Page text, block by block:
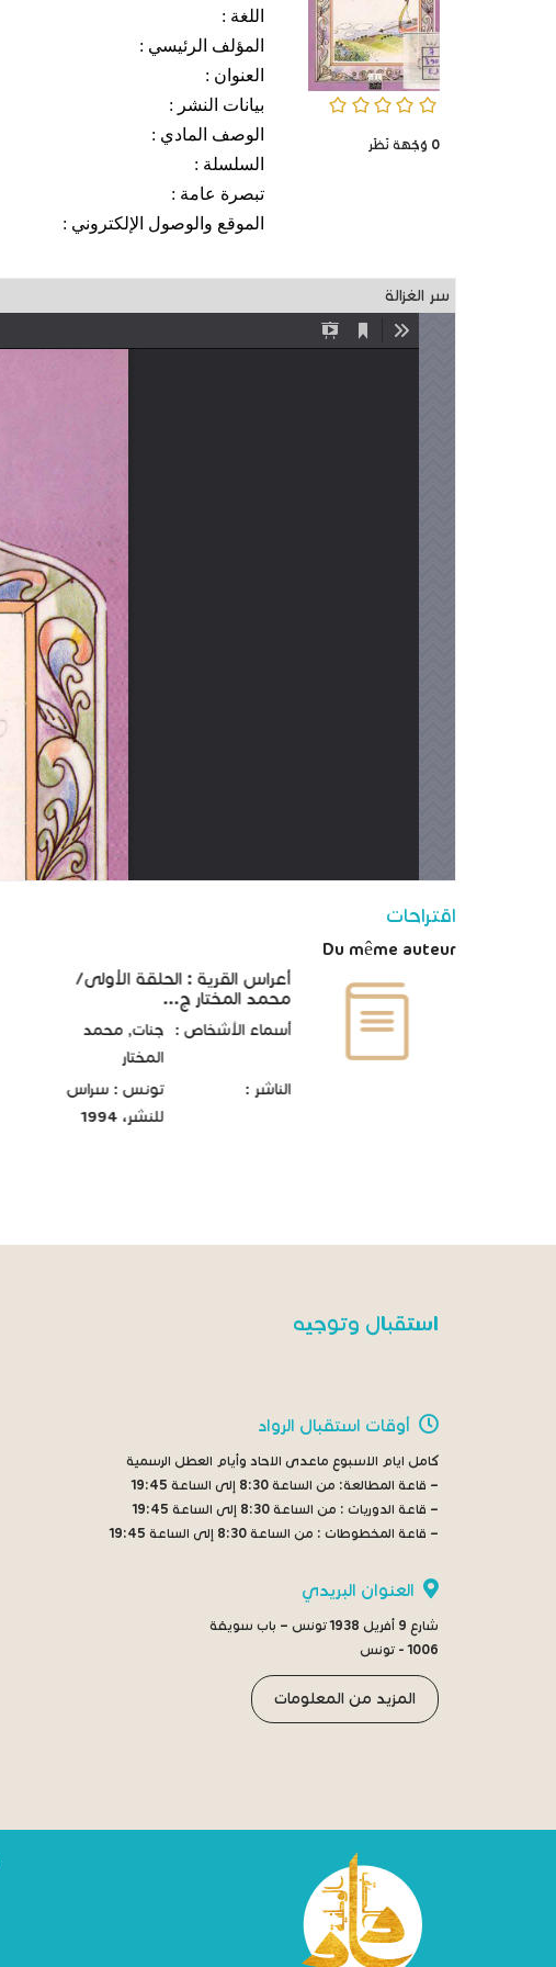
0/5
0 وُجْهَة نَظَر
اللغة :
المؤلف الرئيسي :
العنوان :
بيانات النشر :
الوصف المادي :
السلسلة :
تبصرة عامة :
الموقع والوصول الإلكتروني :
سر الغزالة
اقتراحات
Du même auteur
أعراس القرية : الحلقة الأولى/
محمد المختار ج...
أسماء الأشخاص :
جنات, محمد
المختار
الناشر :
تونس : سراس
للنشر، 1994
استقبال وتوجيه
أوقات استقبال الرواد
كامل ايام الاسبوع ماعدى الاحاد وأيام العطل الرسمية
– قاعة المطالعة: من الساعة 8:30 إلى الساعة 19:45
– قاعة الدوريات : من الساعة 8:30 إلى الساعة 19:45
– قاعة المخطوطات : من الساعة 8:30 إلى الساعة 19:45
العنوان البريدي
شارع 9 أفريل 1938 تونس – باب سويقة
1006 - تونس
المزيد من المعلومات